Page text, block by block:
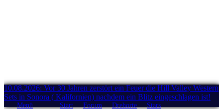
10.08.2026: Vor 30 Jahren zerstört ein Feuer die Hill Valley Western
Sets in Sonora ( Kalifornien) nachdem ein Blitz eingeschlagen ist!
Menü Start Forum Drehorte Stars